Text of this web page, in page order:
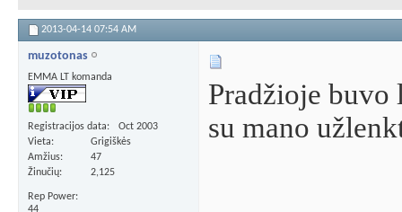
2013-04-14 07:54 AM
muzotonas
EMMA LT komanda
Registracijos data
Oct 2003
Vieta
Grigiškės
Amžius
47
Žinučių
2,125
Rep Power
44
Pradžioje buvo
su mano